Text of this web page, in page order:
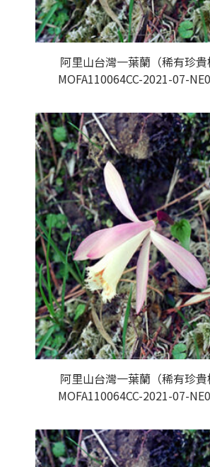
阿里山台灣一葉蘭（稀有珍
MOFA110064CC-2021-07-
阿里山台灣一葉蘭（稀有珍
MOFA110064CC-2021-07-